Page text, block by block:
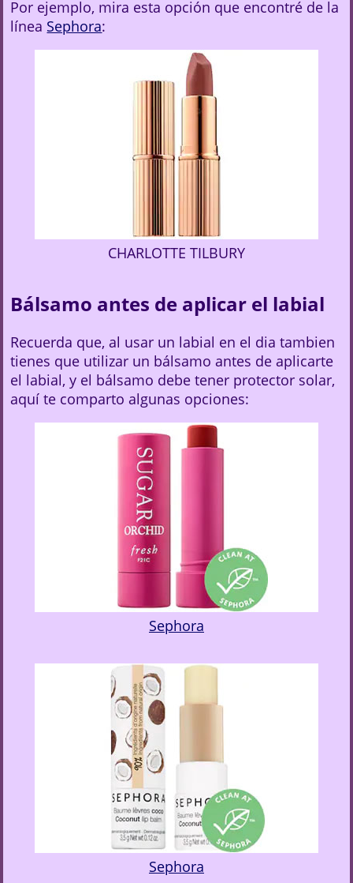
Por ejemplo, mira esta opción que encontré de la
línea Sephora:
CHARLOTTE TILBURY
Bálsamo antes de aplicar el labial
Recuerda que, al usar un labial en el dia tambien
tienes que utilizar un bálsamo antes de aplicarte
el labial, y el bálsamo debe tener protector solar,
aquí te comparto algunas opciones:
Sephora
Sephora